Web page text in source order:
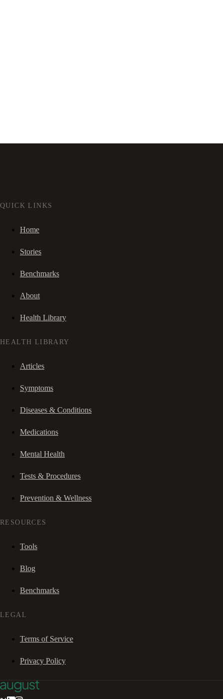
QUICK LINKS
Home
Stories
Benchmarks
About
Health Library
HEALTH LIBRARY
Articles
Symptoms
Diseases & Conditions
Medications
Mental Health
Tests & Procedures
Prevention & Wellness
RESOURCES
Tools
Blog
Benchmarks
LEGAL
Terms of Service
Privacy Policy